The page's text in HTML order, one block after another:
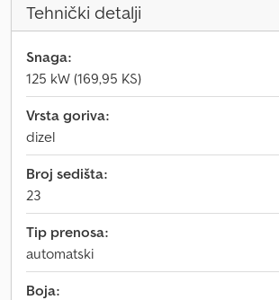
Tehnički detalji
Snaga:
125 kW (169,95 KS)
Vrsta goriva:
dizel
Broj sedišta:
23
Tip prenosa:
automatski
Boja: